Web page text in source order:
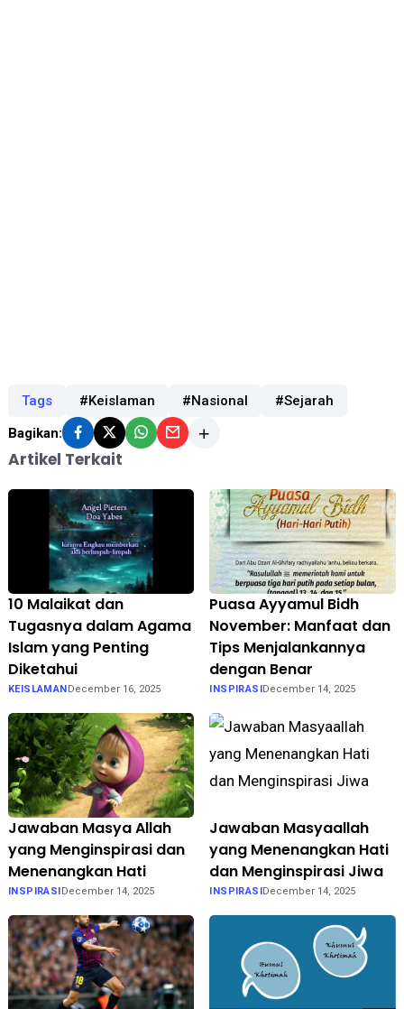
Tags #Keislaman #Nasional #Sejarah
Bagikan:
Artikel Terkait
10 Malaikat dan
Tugasnya dalam Agama
Islam yang Penting
Diketahui
KEISLAMAN December 16, 2025
Puasa Ayyamul Bidh
November: Manfaat dan
Tips Menjalankannya
dengan Benar
INSPIRASI December 14, 2025
Jawaban Masya Allah
yang Menginspirasi dan
Menenangkan Hati
INSPIRASI December 14, 2025
Jawaban Masyaallah
yang Menenangkan Hati
dan Menginspirasi Jiwa
INSPIRASI December 14, 2025